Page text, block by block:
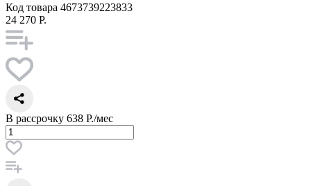
Код товара 4673739223833
24 270 Р.
В рассрочку 638 Р./мес